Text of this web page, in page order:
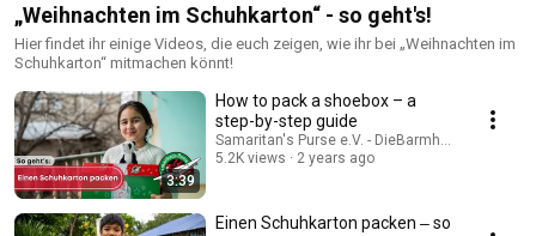
„Weihnachten im Schuhkarton“ - so geht's!
Hier findet ihr einige Videos, die euch zeigen, wie ihr bei „Weihnachten im
Schuhkarton“ mitmachen könnt!
3:39
How to pack a shoebox – a
step-by-step guide
Samaritan's Purse e.V. -
5.2K views
2 years ago
Einen Schuhkarton packen ‒ so